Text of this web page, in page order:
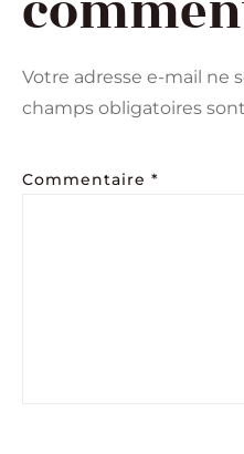
Votre adresse e-mail ne
champs obligatoires
Commentaire *